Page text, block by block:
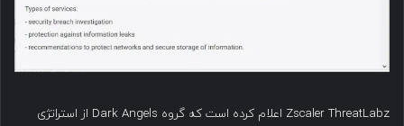
Zscaler ThreatLabz اعلام کرده است که گروه Dark Angels از استراتژی